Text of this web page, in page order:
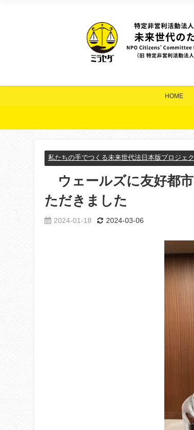
HOME
私たちの手でつくる未来世代法日本版プロジェ
ウェールズに友好都
ただきました
2024-01-18 2024-03-06